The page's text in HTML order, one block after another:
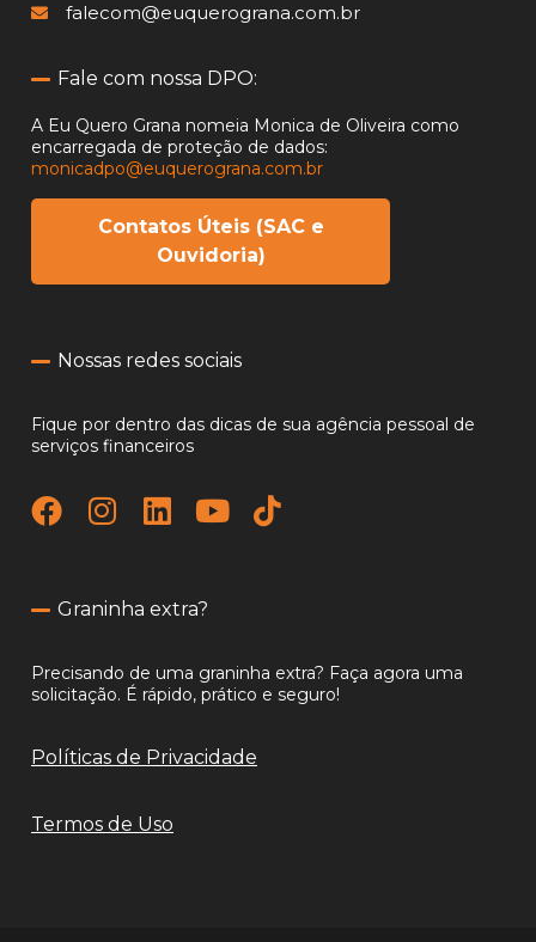
falecom@euquerograna.com.br
Fale com nossa DPO:
A Eu Quero Grana nomeia Monica de Oliveira como
encarregada de proteção de dados:
monicadpo@euquerograna.com.br
Contatos Úteis (SAC e
Ouvidoria)
Nossas redes sociais
Fique por dentro das dicas de sua agência pessoal de
serviços financeiros
Graninha extra?
Precisando de uma graninha extra? Faça agora uma
solicitação. É rápido, prático e seguro!
Políticas de Privacidade
Termos de Uso